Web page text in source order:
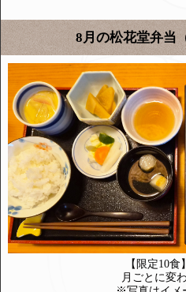
8月の松花堂弁当
【限定10食
月ごとに変